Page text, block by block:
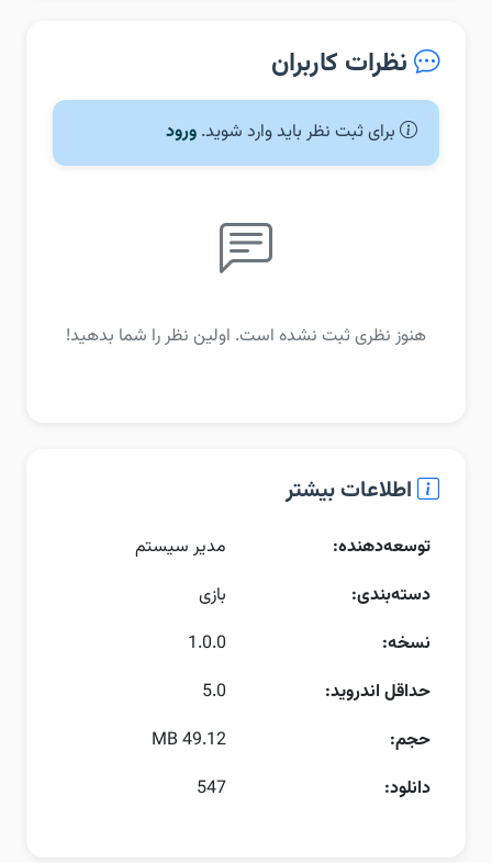
نظرات کاربران
برای ثبت نظر باید وارد شوید. ورود
هنوز نظری ثبت نشده است. اولین نظر را شما بدهید!
اطلاعات بیشتر
توسعه‌دهنده:
مدیر سیستم
دسته‌بندی:
بازی
نسخه:
1.0.0
حداقل اندروید:
5.0
حجم:
49.12 MB
دانلود:
547